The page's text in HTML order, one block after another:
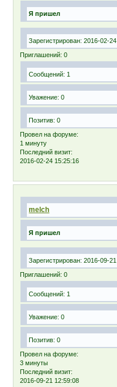
Я пришел
Зарегистрирован: 2016-02-24
Приглашений: 0
Сообщений: 1
Уважение: 0
Позитив: 0
Провел на форуме:
1 минуту
Последний визит:
2016-02-24 15:25:16
melch
Я пришел
Зарегистрирован: 2016-09-21
Приглашений: 0
Сообщений: 1
Уважение: 0
Позитив: 0
Провел на форуме:
3 минуты
Последний визит:
2016-09-21 12:59:08